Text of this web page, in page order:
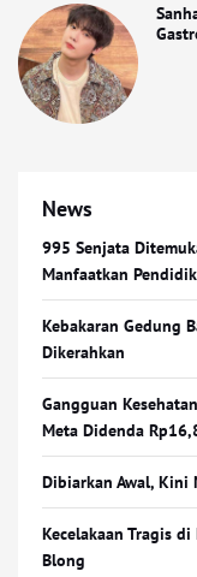
News
995 Senjata
Manfaatkan
Kebakaran Gedung
Dikerahkan
Gangguan
Meta Didenda
Dibiarkan Awal, Kini
Kecelakaan Tragis
Blong